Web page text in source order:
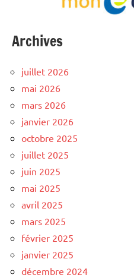
Archives
juillet 2026
mai 2026
mars 2026
janvier 2026
octobre 2025
juillet 2025
juin 2025
mai 2025
avril 2025
mars 2025
février 2025
janvier 2025
décembre 2024